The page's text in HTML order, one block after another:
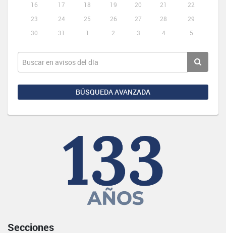
16
17 18 19 20 21
22
23
24 25 26 27 28
29
30
31 1 2 3 4 5
BÚSQUEDA AVANZADA
Secciones